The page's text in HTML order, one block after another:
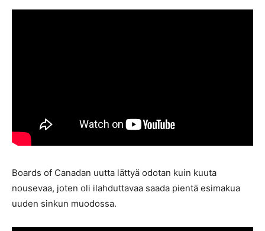
Boards of Canadan uutta lättyä odotan kuin kuuta
nousevaa, joten oli ilahduttavaa saada pientä esimakua
uuden sinkun muodossa.